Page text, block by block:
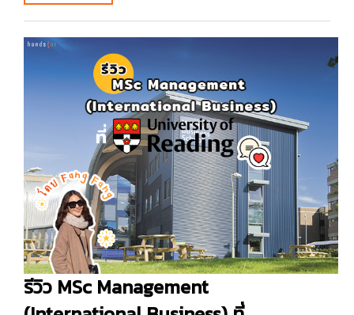
รีวิว MSc Management